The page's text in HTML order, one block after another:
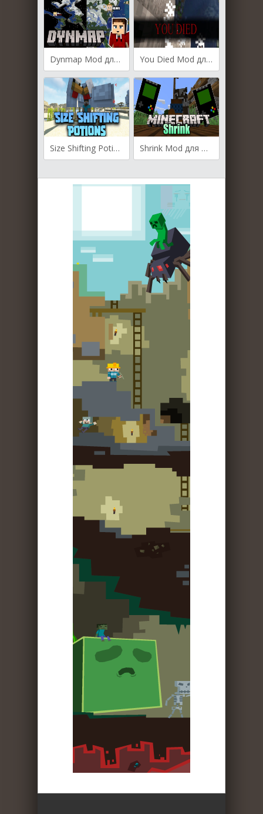
Dynmap Mod для Майнкрафт [1.20.1, 1.20, 1.19.4] You Died Mod для Майнкрафт [1.19.4, 1.19.2, 1.18.2]
Size Shifting Potions для Майнкрафт [1.19.4, 1.19.3, 1.19.2] Shrink Mod для Майнкрафт [1.19.3, 1.19.2, 1.19.1]